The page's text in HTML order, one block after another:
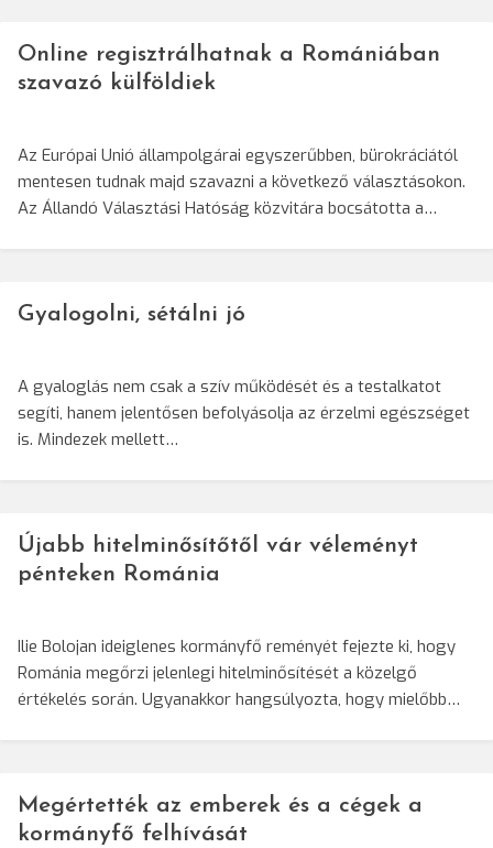
Online regisztrálhatnak a Romániában
szavazó külföldiek
Az Európai Unió állampolgárai egyszerűbben, bürokráciától
mentesen tudnak majd szavazni a következő választásokon.
Az Állandó Választási Hatóság közvitára bocsátotta a…
Gyalogolni, sétálni jó
A gyaloglás nem csak a szív működését és a testalkatot
segíti, hanem jelentősen befolyásolja az érzelmi egészséget
is. Mindezek mellett…
Újabb hitelminősítőtől vár véleményt
pénteken Románia
Ilie Bolojan ideiglenes kormányfő reményét fejezte ki, hogy
Románia megőrzi jelenlegi hitelminősítését a közelgő
értékelés során. Ugyanakkor hangsúlyozta, hogy mielőbb…
Megértették az emberek és a cégek a
kormányfő felhívását